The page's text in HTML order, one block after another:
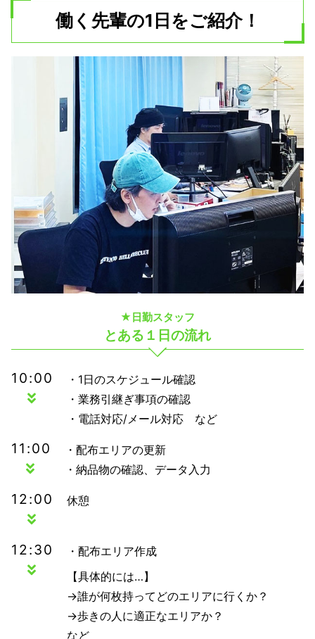
働く先輩の1日をご紹介！
★日勤スタッフ
とある１日の流れ
10:00
・1日のスケジュール確認
・業務引継ぎ事項の確認
・電話対応/メール対応 など
11:00
・配布エリアの更新
・納品物の確認、データ入力
12:00 休憩
12:30
・配布エリア作成
【具体的には…】
→誰が何枚持ってどのエリアに行くか？
→歩きの人に適正なエリアか？
など